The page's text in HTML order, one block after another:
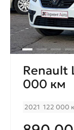
Renault
000 км
2021 122 000